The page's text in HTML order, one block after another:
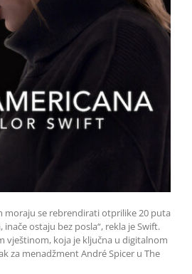
moraju se rebrendirati otprilike 20 puta
ostaju bez posla“, rekla je Swift.
vještinom, koja je ključna u digitalnom
za menadžment André Spicer u The